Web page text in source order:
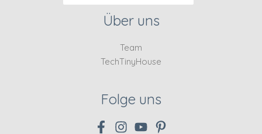
Über uns
Team
TechTinyHouse
Folge uns